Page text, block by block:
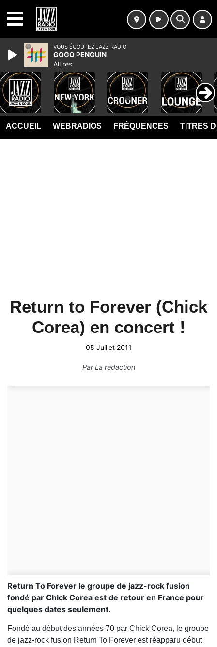
ACCUEIL WEBRADIOS FRÉQUENCES TITRES
Return to Forever (Chick
Corea) en concert !
05 Juillet 2011
ParLa rédaction
Return To Forever le groupe de jazz-rock fusion
fondé par Chick Corea est de retour en France pour
quelques dates seulement.
Fondé au début des années 70 par Chick Corea, le groupe
de jazz-rock fusion Return To Forever est réapparu début
VOUS ÉCOUTEZ JAZZ RADIO
GOGO PENGUIN
All res